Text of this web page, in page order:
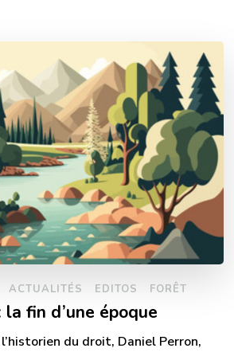
ACTUALITÉS EDITOS FORÊT
la fin d’une époque
du droit, Daniel Perron,